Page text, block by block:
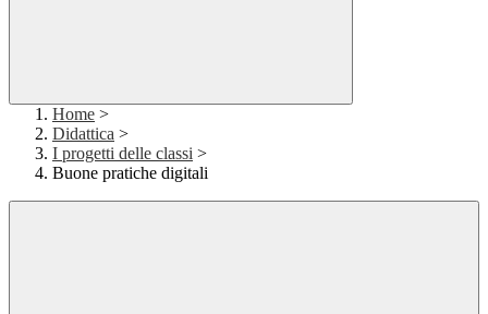
Home >
Didattica >
I progetti delle classi >
Buone pratiche digitali